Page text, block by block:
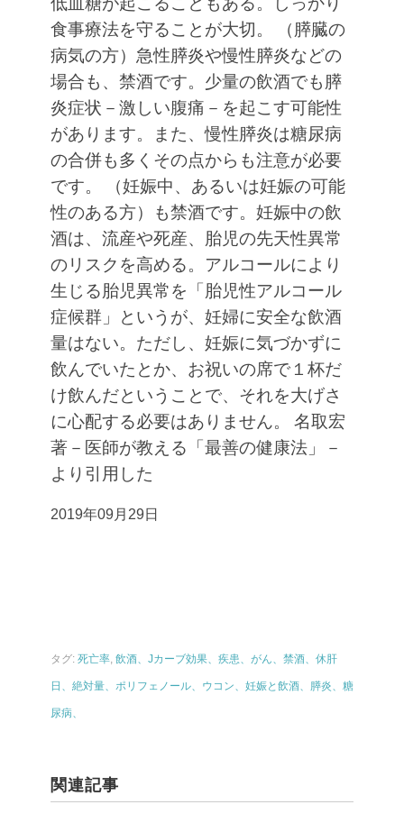
食事療法を守ることが大切。
（膵臓の
病気の方）急性膵炎や慢性膵炎などの
場合も、禁酒です。少量の飲酒でも膵
炎症状－激しい腹痛－を起こす可能性
があります。また、慢性膵炎は糖尿病
の合併も多くその点からも注意が必要
です。
（妊娠中、あるいは妊娠の可能
性のある方）も禁酒です。妊娠中の飲
酒は、流産や死産、胎児の先天性異常
のリスクを高める。アルコールにより
生じる胎児異常を「胎児性アルコール
症候群」というが、妊婦に安全な飲酒
量はない。ただし、妊娠に気づかずに
飲んでいたとか、お祝いの席で１杯だ
け飲んだということで、それを大げさ
に心配する必要はありません。
名取宏
著－医師が教える「最善の健康法」－
より引用した
2019年09月29日
タグ: 死亡率, 飲酒、Jカーブ効果、疾患、がん、禁酒、休肝
日、絶対量、ポリフェノール、ウコン、妊娠と飲酒、膵炎、糖
尿病、
関連記事